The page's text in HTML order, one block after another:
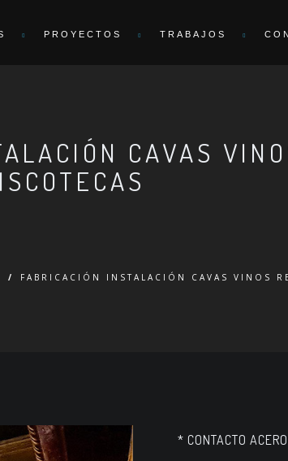
PROYECTOS TRABAJOS
CAVAS
/ FABRICACIÓN INSTALACIÓN CAVAS VINOS
* CONTACTO